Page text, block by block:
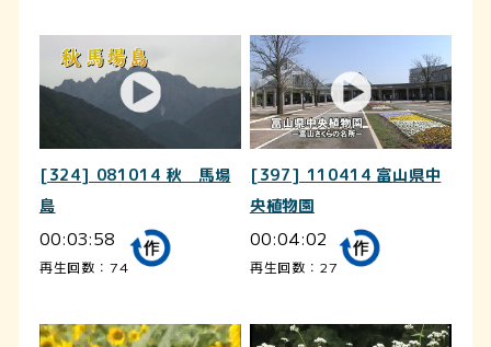
[324] 081014 秋 馬場
島
00:03:58
再生回数：74
[397] 110414 富山県中
央植物園
00:04:02
再生回数：27